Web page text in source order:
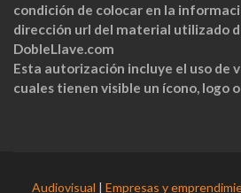
condición de colocar en la
dirección url del material utilizado
DobleLlave.com
Esta autorización incluye el uso de
cuales tienen visible un ícono, logo
Audiovisual | Empresas y